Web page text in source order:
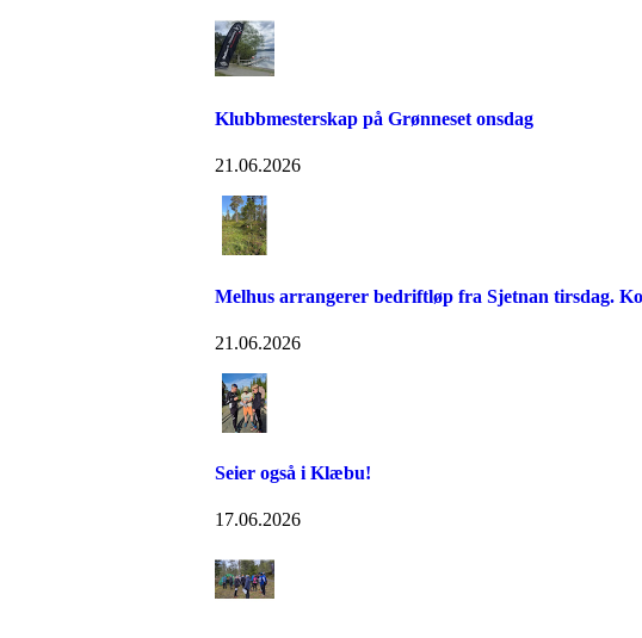
Klubbmesterskap på Grønneset onsdag
21.06.2026
Melhus arrangerer bedriftløp fra Sjetnan tirsdag.
21.06.2026
Seier også i Klæbu!
17.06.2026